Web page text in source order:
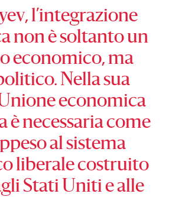
l’integrazione
non è soltanto un
economico, ma
Nella sua
economica
è necessaria come
al sistema
liberale costruito
Stati Uniti e alle